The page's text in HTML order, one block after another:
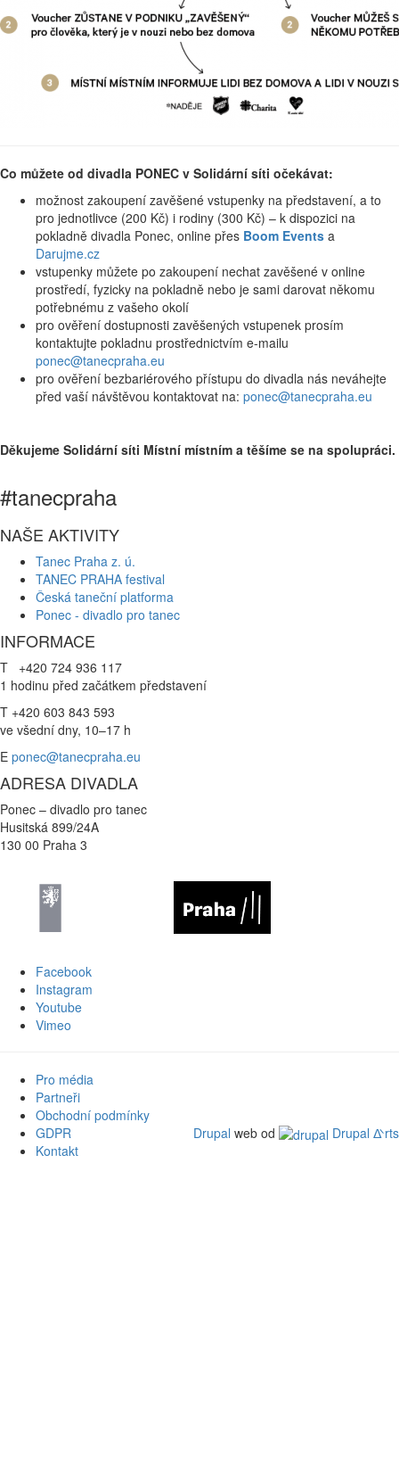
Co můžete od divadla PONEC v Solidární síti očekávat:
možnost zakoupení zavěšené vstupenky na představení, a to
pro jednotlivce (200 Kč) i rodiny (300 Kč) – k dispozici na
pokladně divadla Ponec, online přes Boom Events a
Darujme.cz
vstupenky můžete po zakoupení nechat zavěšené v online
prostředí, fyzicky na pokladně nebo je sami darovat někomu
potřebnému z vašeho okolí
pro ověření dostupnosti zavěšených vstupenek prosím
kontaktujte pokladnu prostřednictvím e-mailu
ponec@tanecpraha.eu
pro ověření bezbariérového přístupu do divadla nás neváhejte
před vaší návštěvou kontaktovat na: ponec@tanecpraha.eu
Děkujeme Solidární síti Místní místním a těšíme se na spolupráci.
#tanecpraha
NAŠE AKTIVITY
Tanec Praha z. ú.
TANEC PRAHA festival
Česká taneční platforma
Ponec - divadlo pro tanec
INFORMACE
T +420 724 936 117
1 hodinu před začátkem představení
T +420 603 843 593
ve všední dny, 10–17 h
E ponec@tanecpraha.eu
ADRESA DIVADLA
Ponec – divadlo pro tanec
Husitská 899/24A
130 00 Praha 3
Facebook
Instagram
Youtube
Vimeo
Pro média
Partneři
Obchodní podmínky
GDPR
Kontakt
Drupal web od Drupal ᐬrts